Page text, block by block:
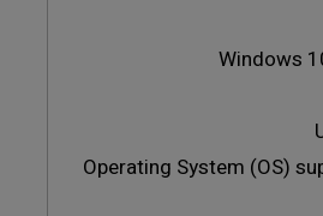
Windows
*Operating System (OS)